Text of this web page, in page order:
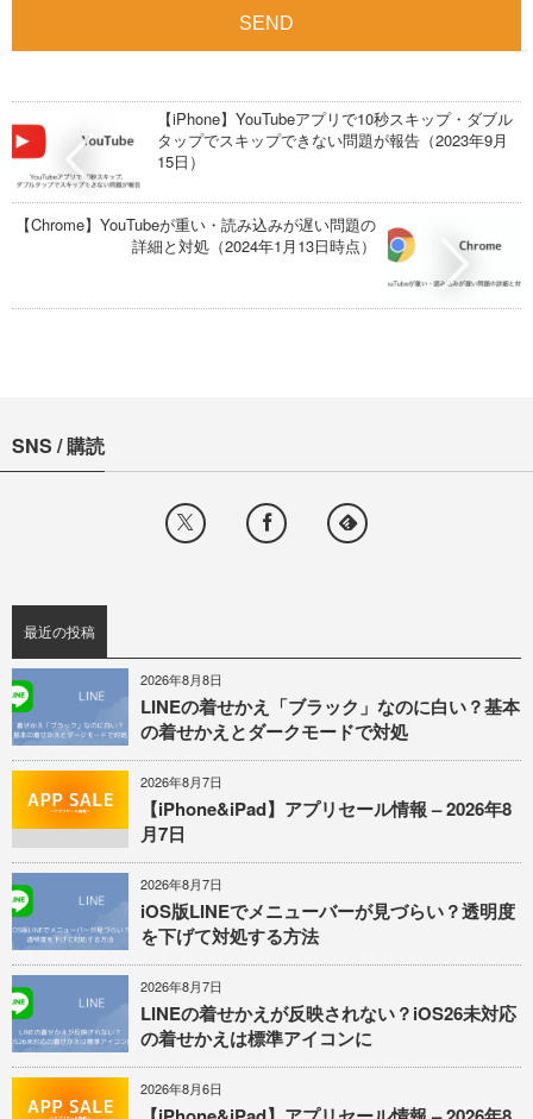
【iPhone】YouTubeアプリで10秒スキップ・ダブル
タップでスキップできない問題が報告（2023年9月
15日）
【Chrome】YouTubeが重い・読み込みが遅い問題の
詳細と対処（2024年1月13日時点）
SNS / 購読
最近の投稿
2026年8月8日
LINEの着せかえ「ブラック」なのに白い？基本
の着せかえとダークモードで対処
2026年8月7日
【iPhone&iPad】アプリセール情報 – 2026年8
月7日
2026年8月7日
iOS版LINEでメニューバーが見づらい？透明度
を下げて対処する方法
2026年8月7日
LINEの着せかえが反映されない？iOS26未対応
の着せかえは標準アイコンに
2026年8月6日